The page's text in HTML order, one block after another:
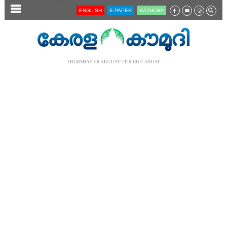
SECTIONS ENGLISH E-PAPER KĀZHCHA
THURSDAY, 06 AUGUST 2026 10.07 AM IST